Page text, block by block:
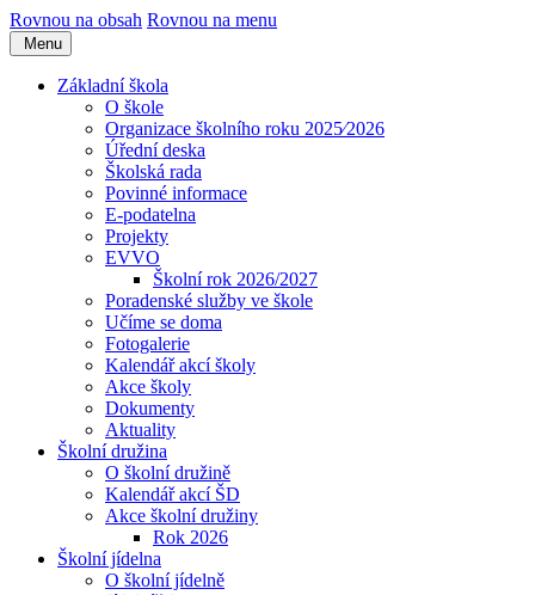
Rovnou na obsah Rovnou na menu
Menu
Základní škola
O škole
Organizace školního roku 2025⁄2026
Úřední deska
Školská rada
Povinné informace
E-podatelna
Projekty
EVVO
Školní rok 2026/2027
Poradenské služby ve škole
Učíme se doma
Fotogalerie
Kalendář akcí školy
Akce školy
Dokumenty
Aktuality
Školní družina
O školní družině
Kalendář akcí ŠD
Akce školní družiny
Rok 2026
Školní jídelna
O školní jídelně